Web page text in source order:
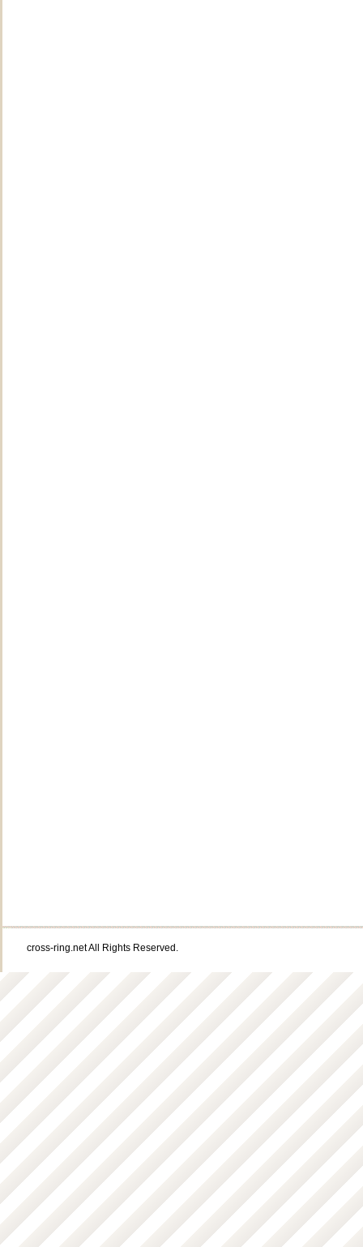
cross-ring.net All Rights Reserved.